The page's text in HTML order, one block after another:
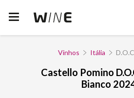
Vinhos Itália
Castello Pomino
Bianco